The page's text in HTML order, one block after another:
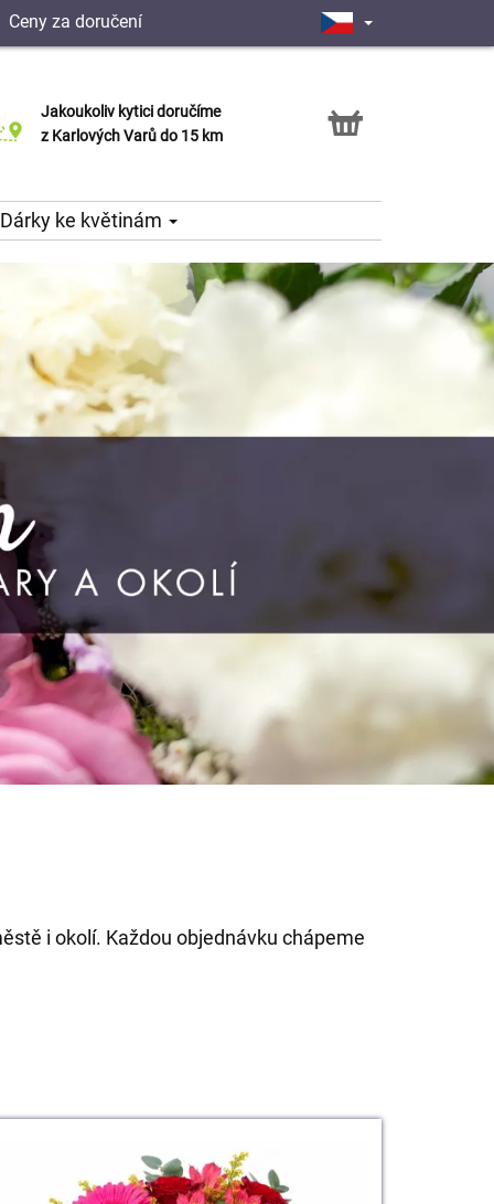
Ceny za doručení
Jakoukoliv kytici doručíme
z Karlových Varů do 15 km
Možnost vyzvednout v naší květince
Dárky ke květinám
i okolí. Každou objednávku chápeme